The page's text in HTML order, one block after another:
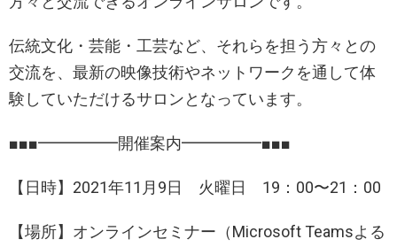
伝統文化・芸能・工芸など、それらを担う方々との
交流を、最新の映像技術やネットワークを通して体
験していただけるサロンとなっています。
■■■━━━━━開催案内━━━━━■■■
【日時】2021年11月9日 火曜日 19：00〜21：00
【場所】オンラインセミナー（Microsoft Teamsよる